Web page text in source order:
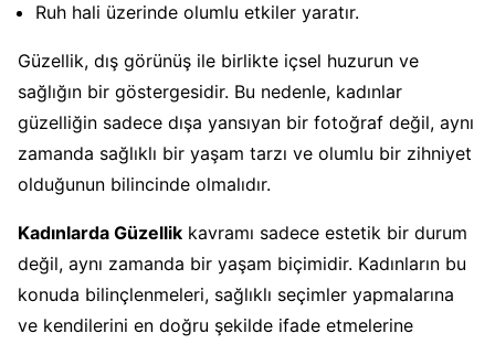
Ruh hali üzerinde olumlu etkiler yaratır.
Güzellik, dış görünüş ile birlikte içsel huzurun ve
sağlığın bir göstergesidir. Bu nedenle, kadınlar
güzelliğin sadece dışa yansıyan bir fotoğraf değil, aynı
zamanda sağlıklı bir yaşam tarzı ve olumlu bir zihniyet
olduğunun bilincinde olmalıdır.
Kadınlarda Güzellik kavramı sadece estetik bir durum
değil, aynı zamanda bir yaşam biçimidir. Kadınların bu
konuda bilinçlenmeleri, sağlıklı seçimler yapmalarına
ve kendilerini en doğru şekilde ifade etmelerine